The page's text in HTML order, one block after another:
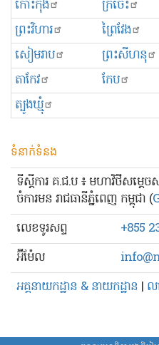
កោះកុង
ក្រចេះ
ព្រះ​វិហារ
ព្រៃវែង
សៀមរាប
ព្រះសីហនុ
តាកែវ
កែប
ត្បូងឃ្មុំ
ទំនាក់ទំនង
ទីស្ដីការ គ.ជ.ប ៖ មហាវិថីសម្ដេ
ចំការមន រាជធានីភ្នំពេញ កម្ពុជា (
លេខ​ទូរសព្ទ
+855
អ៊ីម៉ែល
អគ្គនាយកដ្ឋាន & នាយកដ្ឋាន | ល